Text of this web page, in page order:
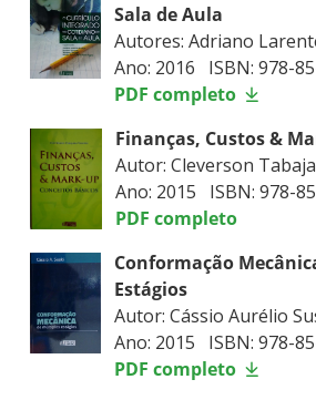
Sala de Aula
Autores: Adriano
Ano: 2016 ISBN: 978-
PDF completo
Finanças, Custos &
Autor: Cleverson
Ano: 2015 ISBN: 978-
PDF completo
Conformação
Estágios
Autor: Cássio Aurélio
Ano: 2015 ISBN: 978-
PDF completo